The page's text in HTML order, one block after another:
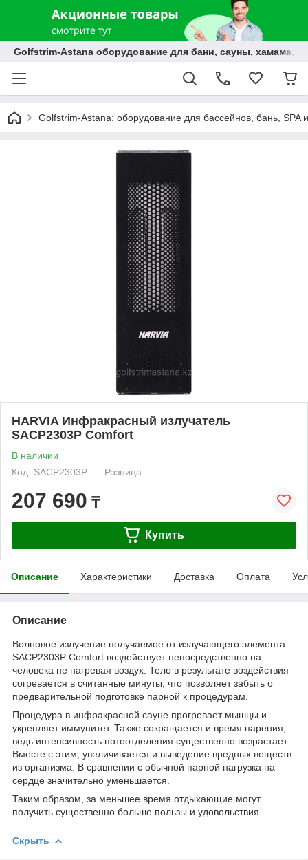
Golfstrim-Astana оборудование для бани, сауны, хамама,
Golfstrim-Astana: оборудование для бассейнов, бань, SPA
HARVIA Инфракрасный излучатель
SACP2303P Comfort
В наличии
Код: SACP2303P
Розница
207 690 ₸
Купить
Описание Характеристики Доставка Оплата
Описание
Волновое излучение получаемое от излучающего элемента
SACP2303P Comfort воздействует непосредственно на
человека не нагревая воздух. Тело в результате воздействия
согревается в считанные минуты, что позволяет забыть о
предварительной подготовке парной к процедурам.
Процедура в инфракрасной сауне прогревает мышцы и
укрепляет иммунитет. Также сокращается и время парения,
ведь интенсивность потоотделения существенно возрастает.
Вместе с этим, увеличивается и выведение вредных веществ
из организма. В сравнении с обычной парной нагрузка на
сердце значительно уменьшается.
Таким образом, за меньшее время отдыхающие могут
получить существенно больше пользы и удовольствия.
Скрыть